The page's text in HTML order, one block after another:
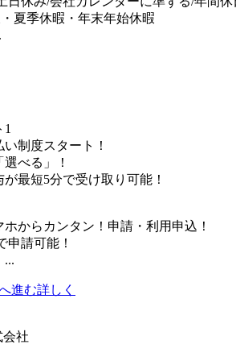
夏季休暇・年末年始休暇
制度スタート！
べる」！
最短5分で受け取り可能！
ホからカンタン！申請・利用申込！
申請可能！
...
進む詳しく
社